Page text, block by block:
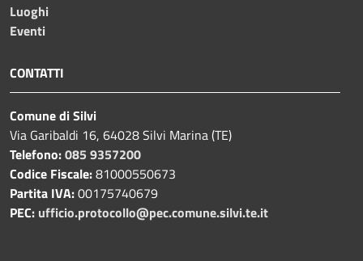
Luoghi
Eventi
CONTATTI
Comune di Silvi
Via Garibaldi 16, 64028 Silvi Marina (TE)
Telefono:085 9357200
Codice Fiscale:81000550673
Partita IVA:00175740679
PEC: ufficio.protocollo@pec.comune.silvi.te.it